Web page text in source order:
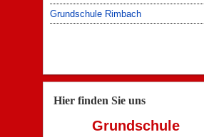
Grundschule Rimbach
Hier finden Sie uns
Grundschule